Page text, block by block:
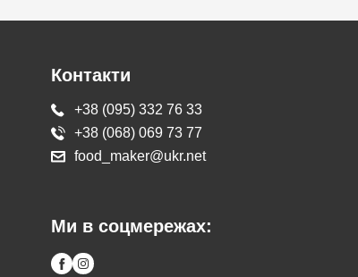
Контакти
+38 (095) 332 76 33
+38 (068) 069 73 77
food_maker@ukr.net
Ми в соцмережах: